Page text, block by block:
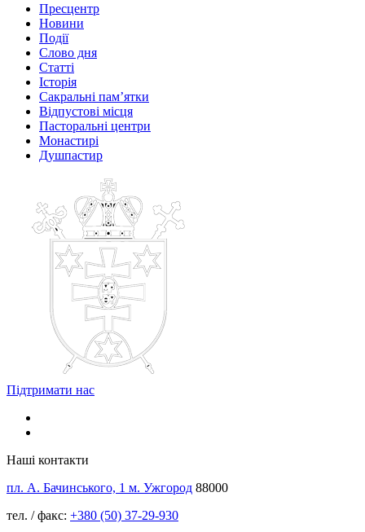
Пресцентр
Новини
Події
Слово дня
Статті
Історія
Сакральні пам’ятки
Відпустові місця
Пасторальні центри
Монастирі
Душпастир
Підтримати нас
Наші контакти
пл. А. Бачинського, 1 м. Ужгород 88000
тел. / факс: +380 (50) 37-29-930